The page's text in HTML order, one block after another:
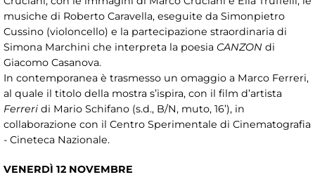
musiche di Roberto Caravella, eseguite da Simonpietro
Cussino (violoncello) e la partecipazione straordinaria di
Simona Marchini che interpreta la poesia CANZON di
Giacomo Casanova.
In contemporanea è trasmesso un omaggio a Marco Ferreri,
al quale il titolo della mostra s’ispira, con il film d’artista
Ferreri di Mario Schifano (s.d., B/N, muto, 16’), in
collaborazione con il Centro Sperimentale di Cinematografia
- Cineteca Nazionale.
VENERDÌ 12 NOVEMBRE